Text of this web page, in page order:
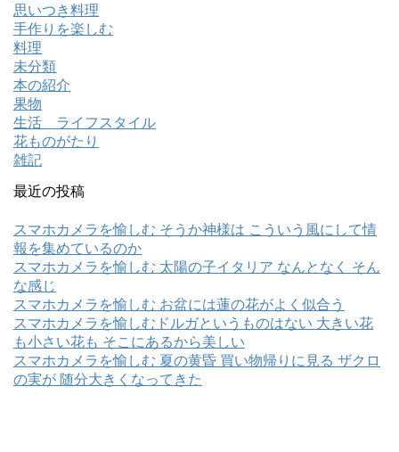
思いつき料理
手作りを楽しむ
料理
未分類
本の紹介
果物
生活 ライフスタイル
花ものがたり
雑記
最近の投稿
スマホカメラを愉しむ そうか神様は こういう風にして情
報を集めているのか
スマホカメラを愉しむ 太陽の子イタリア なんとなく そん
な感じ
スマホカメラを愉しむ お盆には蓮の花がよく似合う
スマホカメラを愉しむドルガというものはない 大きい花
も小さい花も そこにあるから美しい
スマホカメラを愉しむ 夏の黄昏 買い物帰りに見る ザクロ
の実が 随分大きくなってきた